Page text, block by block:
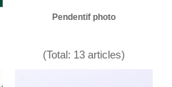
Pendentif photo
(Total: 13 articles)